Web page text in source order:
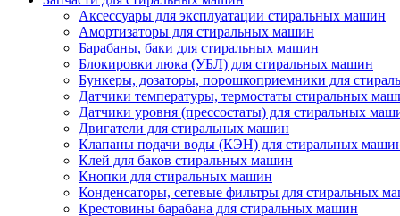
Аксессуары для эксплуатации стиральных машин
Амортизаторы для стиральных машин
Барабаны, баки для стиральных машин
Блокировки люка (УБЛ) для стиральных машин
Бункеры, дозаторы, порошкоприемники для
Датчики температуры, термостаты стиральных
Датчики уровня (прессостаты) для стиральных
Двигатели для стиральных машин
Клапаны подачи воды (КЭН) для стиральных
Клей для баков стиральных машин
Кнопки для стиральных машин
Конденсаторы, сетевые фильтры для стиральных
Крестовины барабана для стиральных машин